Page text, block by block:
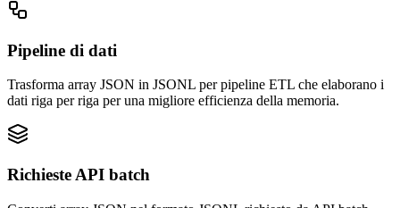
Pipeline di dati
Trasforma array JSON in JSONL per pipeline ETL che elaborano i
dati riga per riga per una migliore efficienza della memoria.
Richieste API batch